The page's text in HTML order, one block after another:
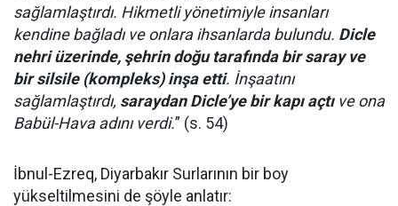
sağlamlaştırdı. Hikmetli yönetimiyle insanları
kendine bağladı ve onlara ihsanlarda bulundu. Dicle
nehri üzerinde, şehrin doğu tarafında bir saray ve
bir silsile (kompleks) inşa etti. İnşaatını
sağlamlaştırdı, saraydan Dicle’ye bir kapı açtıve ona
Babül-Hava adını verdi.” (s. 54)
İbnul-Ezreq, Diyarbakır Surlarının bir boy
yükseltilmesini de şöyle anlatır: